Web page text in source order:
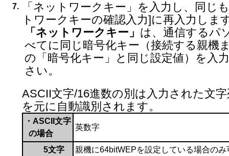
7.
「ネットワークキー」を入力し、同じ
トワークキーの確認入力]に再入力しま
「ネットワークキー」 は、通信するパ
べてに同じ暗号化キー（接続する親機
の「暗号化キー」と同じ設定値）を入
さい。
ASCII文字/16進数の別は入力された文
を元に自動識別されます。
・ASCII文字
の場合
英数字
5文字
親機に64bitWEPを設定している場合のみ